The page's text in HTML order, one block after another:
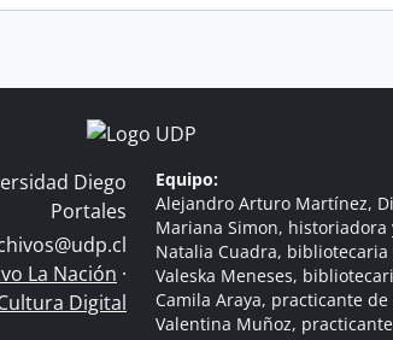
Diego
Portales
La Nación ·
Digital
Equipo:
Alejandro Arturo Martínez,
Mariana Simon, historiadora
Natalia Cuadra, bibliotecaria
Valeska Meneses,
Camila Araya, practicante de
Valentina Muñoz,